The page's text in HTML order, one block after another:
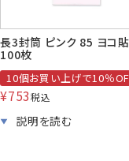
長3封筒 ピンク 85 ヨコ貼
100枚
10個お買い上げで10％
¥753税込